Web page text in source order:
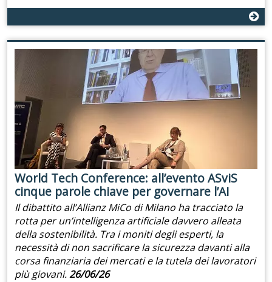
World Tech Conference: all’evento ASviS
cinque parole chiave per governare l’AI
Il dibattito all’Allianz MiCo di Milano ha tracciato la
rotta per un’intelligenza artificiale davvero alleata
della sostenibilità. Tra i moniti degli esperti, la
necessità di non sacrificare la sicurezza davanti alla
corsa finanziaria dei mercati e la tutela dei lavoratori
più giovani.26/06/26